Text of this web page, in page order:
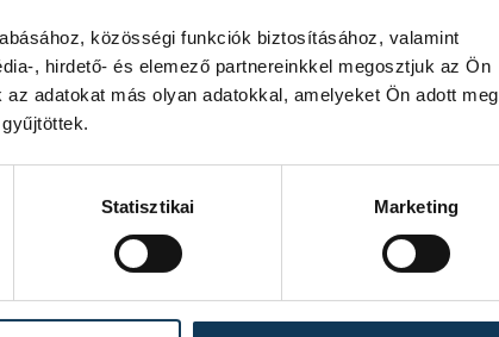
közösségi funkciók biztosításához, valamint
, hirdető- és elemező partnereinkkel megosztjuk az Ön
adatokat más olyan adatokkal, amelyeket Ön adott meg
Statisztikai Marketing
az
napi